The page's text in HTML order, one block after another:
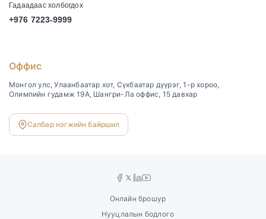
Гадаадаас холбогдох
+976 7223-9999
Оффис
Монгол улс, Улаанбаатар хот, Сүхбаатар дүүрэг, 1-р хороо,
Олимпийн гудамж 19А, Шангри-Ла оффис, 15 давхар
Салбар нэгжийн байршил
Нууцлалын бодлого
Онлайн брошур